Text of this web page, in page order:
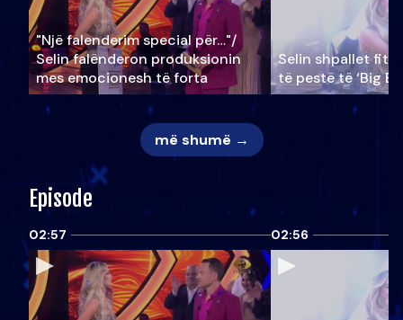
"Një falenderim special për…"/
Selin falënderon produksionin
mes emocionesh të forta
Selin shpallet
të pestë të ‘Big
më shumë →
Episode
02:57 02:56